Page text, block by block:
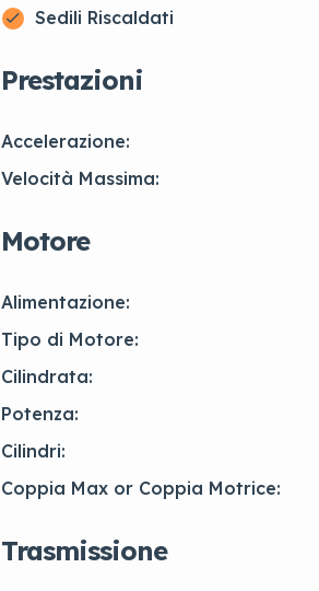
Sedili Riscaldati
Prestazioni
Accelerazione:
Velocità Massima:
Motore
Alimentazione:
Tipo di Motore:
Cilindrata:
Potenza:
Cilindri:
Coppia Max or Coppia Motrice:
Trasmissione